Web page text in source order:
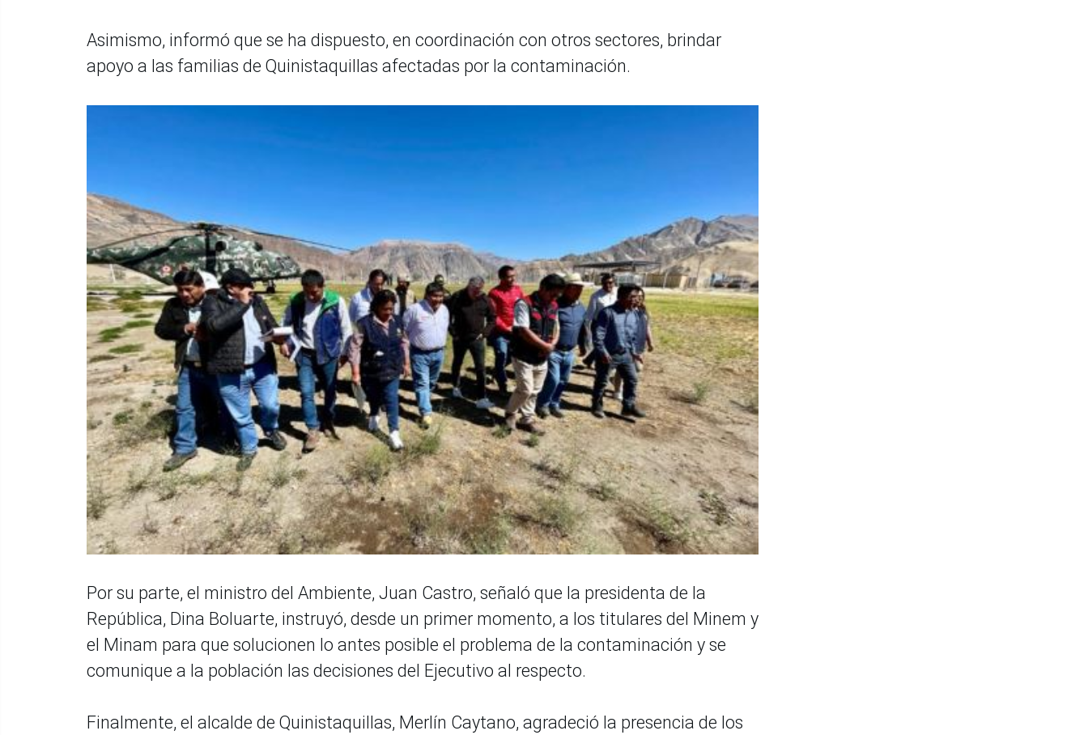
Asimismo, informó que se ha dispuesto, en coordinación con otros sectores, brindar
apoyo a las familias de Quinistaquillas afectadas por la contaminación.
Por su parte, el ministro del Ambiente, Juan Castro, señaló que la presidenta de la
República, Dina Boluarte, instruyó, desde un primer momento, a los titulares del Minem y
el Minam para que solucionen lo antes posible el problema de la contaminación y se
comunique a la población las decisiones del Ejecutivo al respecto.
Finalmente, el alcalde de Quinistaquillas, Merlín Caytano, agradeció la presencia de los